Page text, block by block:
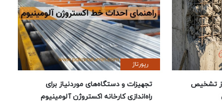
تشخیص
رپورتاژ
تجهیزات و دستگاه‌های موردنیاز برای
راه‌اندازی کارخانه اکستروژن آلومینیوم